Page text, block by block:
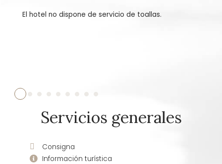
El hotel no dispone de servicio de toallas.
Servicios generales
Consigna
Información turística